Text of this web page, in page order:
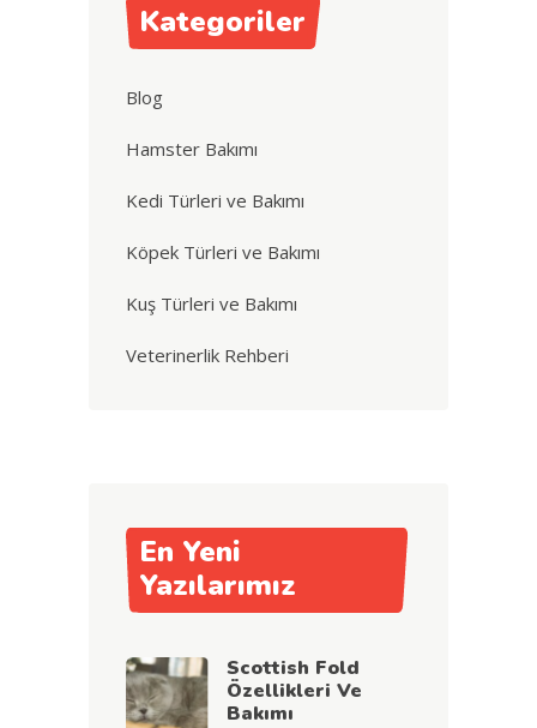
Kategoriler
Blog
Hamster Bakımı
Kedi Türleri ve Bakımı
Köpek Türleri ve Bakımı
Kuş Türleri ve Bakımı
Veterinerlik Rehberi
En Yeni
Yazılarımız
Scottish Fold
Özellikleri Ve
Bakımı